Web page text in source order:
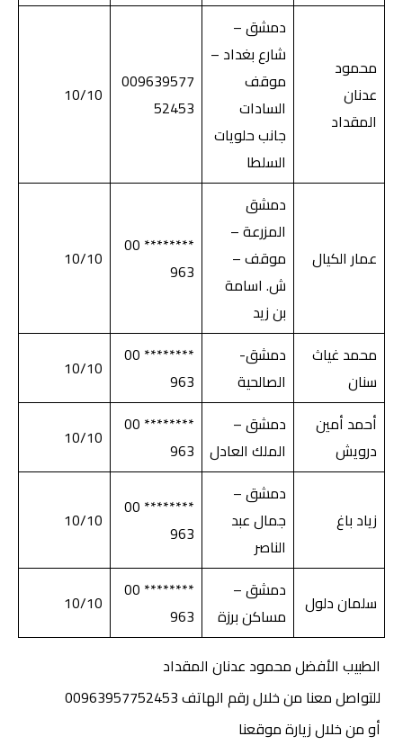
محمود
عدنان
المقداد
دمشق –
شارع بغداد –
موقف
السادات
جانب حلويات
السلطا
009639577
52453
10/10
عمار الكيال
دمشق
المزرعة –
موقف –
ش. اسامة
بن زيد
******** 00
963
10/10
محمد غياث
سنان
دمشق-
الصالحية
******** 00
963
10/10
أحمد أمين
درويش
دمشق –
الملك العادل
******** 00
963
10/10
زياد باغ
دمشق –
جمال عبد
الناصر
******** 00
963
10/10
سلمان دلول
دمشق –
مساكن برزة
******** 00
963
10/10
الطبيب الأفضل محمود عدنان المقداد
للتواصل معنا من خلال رقم الهاتف 00963957752453
أو من خلال زيارة موقعنا